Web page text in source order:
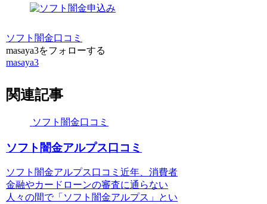
ソフト闇金口コミ
masaya3をフォローする
masaya3
関連記事
ソフト闇金口コミ
ソフト闇金アルプス口コミ
ソフト闇金アルプス口コミ近年、消費者
金融やカードローンの審査に通らない
人々の間で「ソフト闇金アルプス」とい